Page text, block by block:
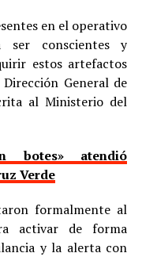
en el operativo
ser conscientes y
estos artefactos
General de
al Ministerio del
botes» atendió
Verde
formalmente al
activar de forma
y la alerta con